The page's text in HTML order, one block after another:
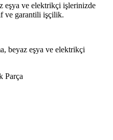
eşya ve elektrikçi işlerinizde
ve garantili işçilik.
beyaz eşya ve elektrikçi
Parça